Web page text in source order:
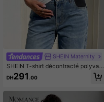
SHEIN Maternity
SHEIN T-shirt décontracté polyvale
nt pour femmes enceintes, couleur
unie, épaules dénudées, froncé
DH291.00